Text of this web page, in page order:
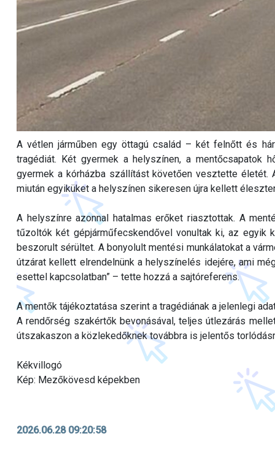
A vétlen járműben egy öttagú család – két felnőtt és
tragédiát. Két gyermek a helyszínen, a mentőcsapatok
gyermek a kórházba szállítást követően vesztette
miután egyiküket a helyszínen sikeresen újra kellett
A helyszínre azonnal hatalmas erőket riasztottak. A
tűzoltók két gépjárműfecskendővel vonultak ki, az
beszorult sérültet. A bonyolult mentési munkálatokat a
útzárat kellett elrendelnünk a helyszínelés idejére, ami
esettel kapcsolatban” – tette hozzá a sajtóreferens.
A mentők tájékoztatása szerint a tragédiának a jelenlegi
A rendőrség szakértők bevonásával, teljes útlezárás
útszakaszon a közlekedőknek továbbra is jelentős
Kékvillogó
Kép: Mezőkövesd képekben
2026.06.28 09:20:58